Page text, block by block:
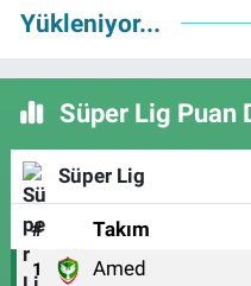
Yükleniyor...
Süper Lig Puan
Süper Lig
# Takım
1 Amed